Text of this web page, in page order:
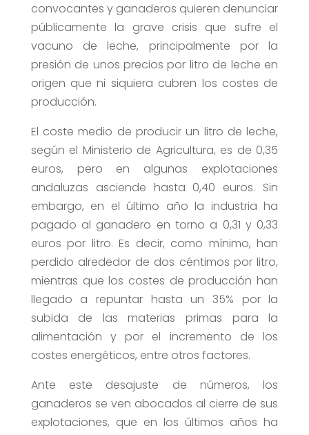
convocantes y ganaderos quieren denunciar
públicamente la grave crisis que sufre el
vacuno de leche, principalmente por la
presión de unos precios por litro de leche en
origen que ni siquiera cubren los costes de
producción.
El coste medio de producir un litro de leche,
según el Ministerio de Agricultura, es de 0,35
euros, pero en algunas explotaciones
andaluzas asciende hasta 0,40 euros. Sin
embargo, en el último año la industria ha
pagado al ganadero en torno a 0,31 y 0,33
euros por litro. Es decir, como mínimo, han
perdido alrededor de dos céntimos por litro,
mientras que los costes de producción han
llegado a repuntar hasta un 35% por la
subida de las materias primas para la
alimentación y por el incremento de los
costes energéticos, entre otros factores.
Ante este desajuste de números, los
ganaderos se ven abocados al cierre de sus
explotaciones, que en los últimos años ha